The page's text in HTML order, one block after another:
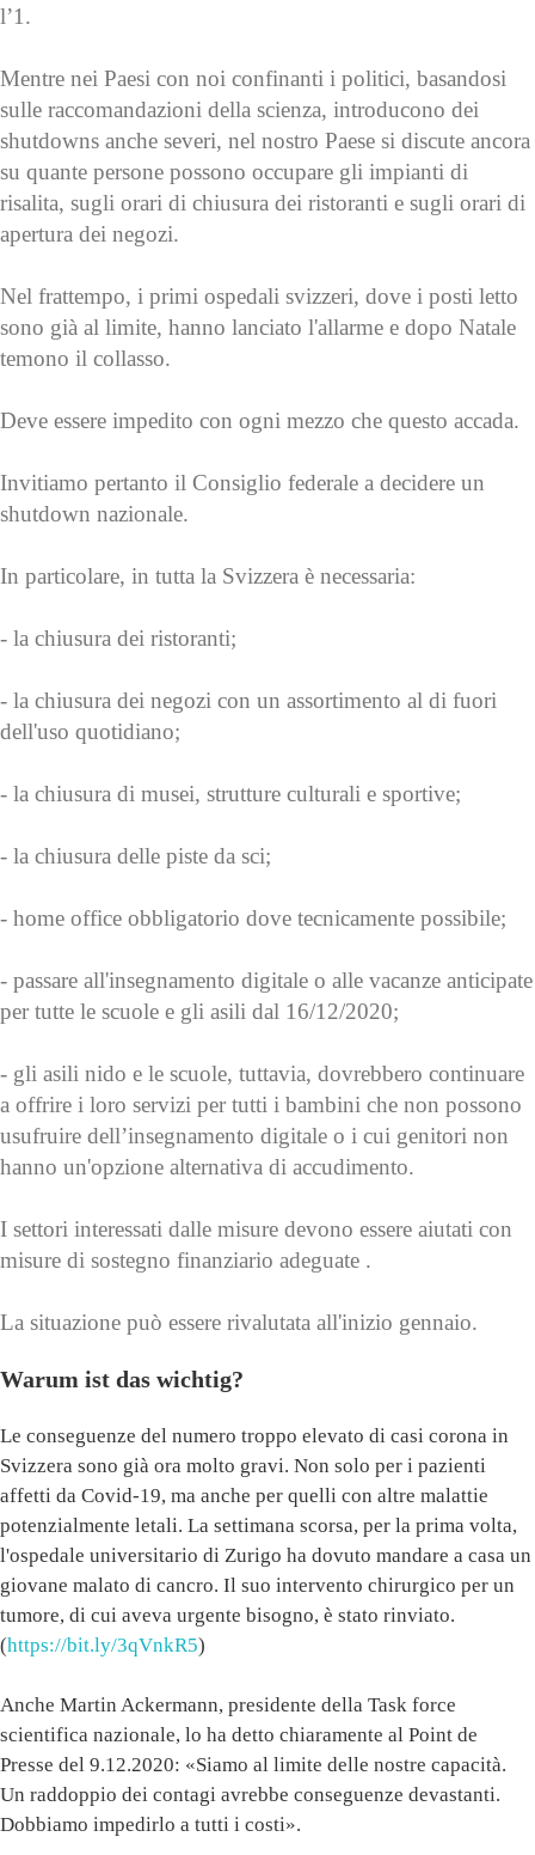
l’1.
Mentre nei Paesi con noi confinanti i politici, basandosi
sulle raccomandazioni della scienza, introducono dei
shutdowns anche severi, nel nostro Paese si discute ancora
su quante persone possono occupare gli impianti di
risalita, sugli orari di chiusura dei ristoranti e sugli orari di
apertura dei negozi.
Nel frattempo, i primi ospedali svizzeri, dove i posti letto
sono già al limite, hanno lanciato l'allarme e dopo Natale
temono il collasso.
Deve essere impedito con ogni mezzo che questo accada.
Invitiamo pertanto il Consiglio federale a decidere un
shutdown nazionale.
In particolare, in tutta la Svizzera è necessaria:
- la chiusura dei ristoranti;
- la chiusura dei negozi con un assortimento al di fuori
dell'uso quotidiano;
- la chiusura di musei, strutture culturali e sportive;
- la chiusura delle piste da sci;
- home office obbligatorio dove tecnicamente possibile;
- passare all'insegnamento digitale o alle vacanze anticipate
per tutte le scuole e gli asili dal 16/12/2020;
- gli asili nido e le scuole, tuttavia, dovrebbero continuare
a offrire i loro servizi per tutti i bambini che non possono
usufruire dell’insegnamento digitale o i cui genitori non
hanno un'opzione alternativa di accudimento.
I settori interessati dalle misure devono essere aiutati con
misure di sostegno finanziario adeguate .
La situazione può essere rivalutata all'inizio gennaio.
Warum ist das wichtig?
Le conseguenze del numero troppo elevato di casi corona in
Svizzera sono già ora molto gravi. Non solo per i pazienti
affetti da Covid-19, ma anche per quelli con altre malattie
potenzialmente letali. La settimana scorsa, per la prima volta,
l'ospedale universitario di Zurigo ha dovuto mandare a casa un
giovane malato di cancro. Il suo intervento chirurgico per un
tumore, di cui aveva urgente bisogno, è stato rinviato.
(https://bit.ly/3qVnkR5)
Anche Martin Ackermann, presidente della Task force
scientifica nazionale, lo ha detto chiaramente al Point de
Presse del 9.12.2020: «Siamo al limite delle nostre capacità.
Un raddoppio dei contagi avrebbe conseguenze devastanti.
Dobbiamo impedirlo a tutti i costi».